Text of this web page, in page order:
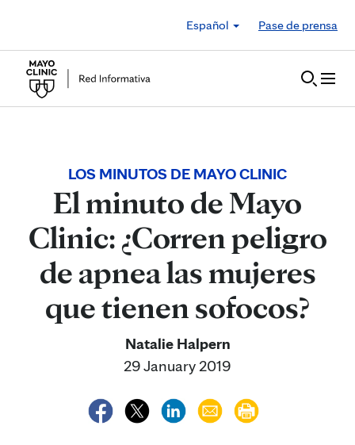
Español
Pase de prensa
LOS MINUTOS DE MAYO CLINIC
El minuto de Mayo
Clinic: ¿Corren peligro
de apnea las mujeres
que tienen sofocos?
Natalie Halpern
29 January 2019